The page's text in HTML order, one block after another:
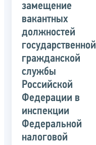
замещение
вакантных
должностей
государственной
гражданской
службы
Российской
Федерации в
инспекции
Федеральной
налоговой